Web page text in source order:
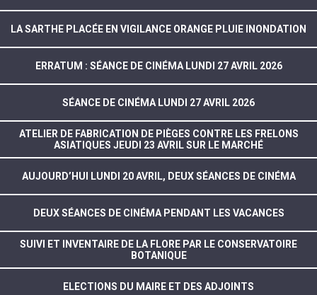
LA SARTHE PLACÉE EN VIGILANCE ORANGE PLUIE INONDATION
ERRATUM : SÉANCE DE CINÉMA LUNDI 27 AVRIL 2026
SÉANCE DE CINÉMA LUNDI 27 AVRIL 2026
ATELIER DE FABRICATION DE PIÈGES CONTRE LES FRELONS
ASIATIQUES JEUDI 23 AVRIL SUR LE MARCHÉ
AUJOURD’HUI LUNDI 20 AVRIL, DEUX SÉANCES DE CINÉMA
DEUX SÉANCES DE CINÉMA PENDANT LES VACANCES
SUIVI ET INVENTAIRE DE LA FLORE PAR LE CONSERVATOIRE
BOTANIQUE
ELECTIONS DU MAIRE ET DES ADJOINTS